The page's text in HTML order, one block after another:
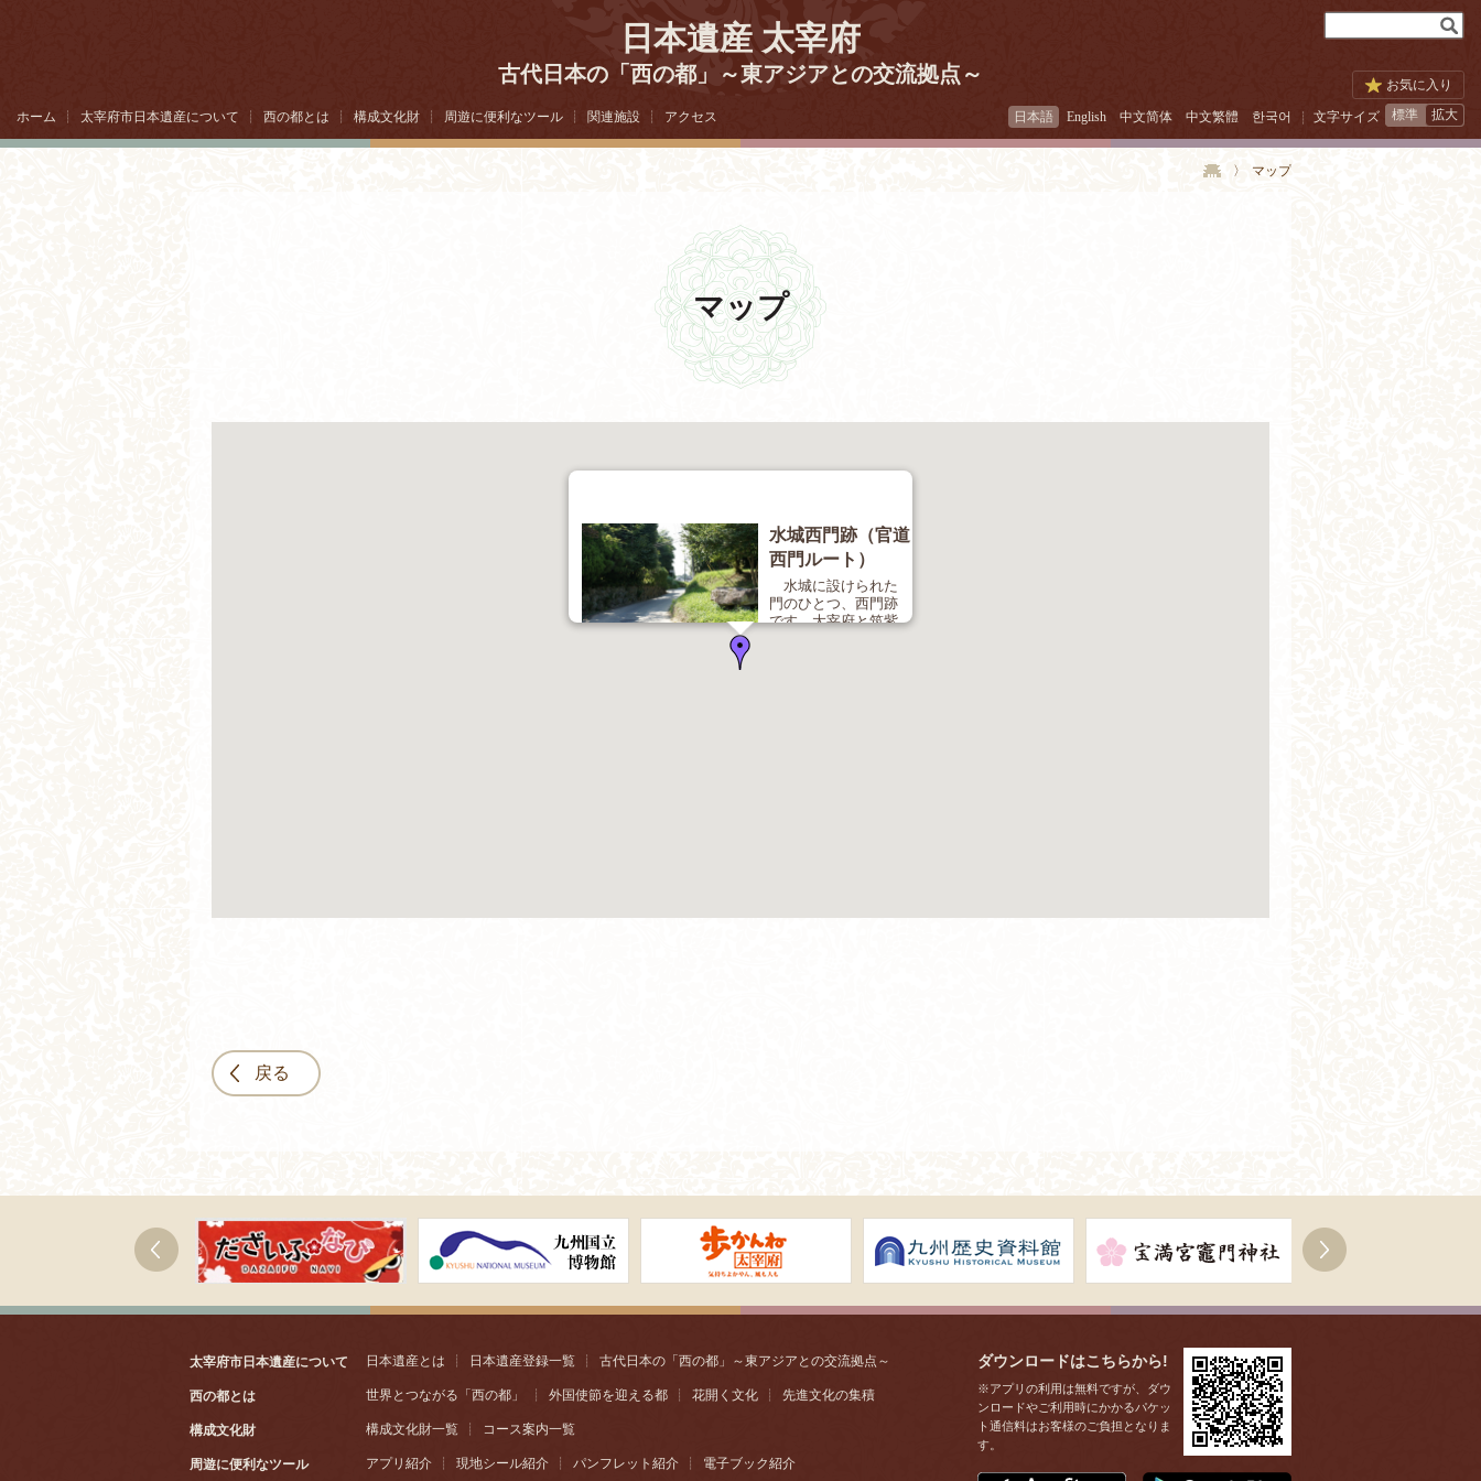
日本遺産 太宰府
古代日本の「西の都」～東アジアとの交流拠点～
ホーム ┊ 太宰府市日本遺産について ┊ 西の都とは ┊ 構成文化財 ┊ 周遊に便利なツール ┊ 関連施設 ┊ アクセス
お気に入り
日本語 English 中文简体 中文繁體 한국어 文字サイズ 標準 拡大
〉 マップ
マップ
水城西門跡（官道
西門ルート）
水城に設けられた
門のひとつ、西門跡
です。大宰府と筑紫
館（鴻臚館）とを結ぶ道が通っています。 ここ
は、外国使節、また大宰府で風待ちする唐や新羅へ
の遣使や留学僧たちが往来しました。
戻る
太宰府市日本遺産について 日本遺産とは ┊ 日本遺産登録一覧 ┊ 古代日本の「西の都」～東アジアとの交流拠点～
西の都とは 世界とつながる「西の都」 ┊ 外国使節を迎える都 ┊ 花開く文化 ┊ 先進文化の集積
構成文化財 構成文化財一覧 ┊ コース案内一覧
周遊に便利なツール アプリ紹介 ┊ 現地シール紹介 ┊ パンフレット紹介 ┊ 電子ブック紹介
ダウンロードはこちらから!
※アプリの利用は無料ですが、ダウ
ンロードやご利用時にかかるパケッ
ト通信料はお客様のご負担となりま
す。